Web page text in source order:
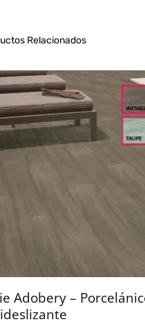
Relacionados
Adobery –